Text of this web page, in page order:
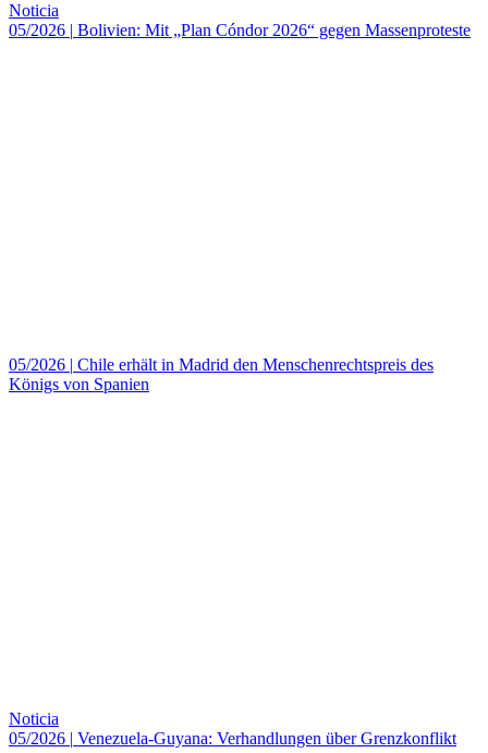
Noticia
05/2026 | Bolivien: Mit „Plan Cóndor 2026“ gegen Massenproteste
05/2026 | Chile erhält in Madrid den Menschenrechtspreis des
Königs von Spanien
Noticia
05/2026 | Venezuela-Guyana: Verhandlungen über Grenzkonflikt